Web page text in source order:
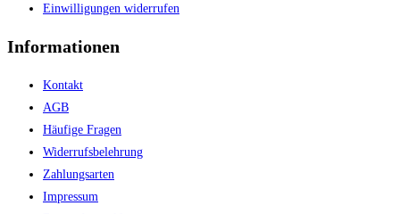
Einwilligungen widerrufen
Informationen
Kontakt
AGB
Häufige Fragen
Widerrufsbelehrung
Zahlungsarten
Impressum